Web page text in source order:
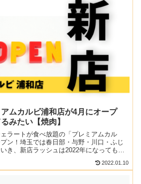
アムカルビ浦和店が4月にオープ
みたい【焼肉】
ラートが食べ放題の「プレミアムカル
ン！埼玉では春日部・与野・川口・ふじ
き、新店ラッシュは2022年になっても継
2022.01.10